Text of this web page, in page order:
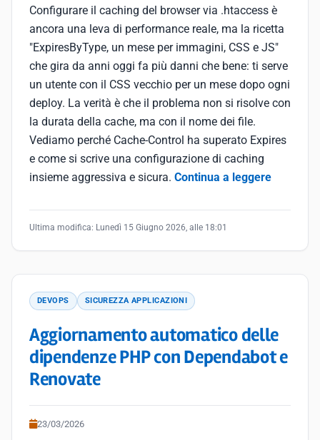
Configurare il caching del browser via .htaccess è
ancora una leva di performance reale, ma la ricetta
"ExpiresByType, un mese per immagini, CSS e JS"
che gira da anni oggi fa più danni che bene: ti serve
un utente con il CSS vecchio per un mese dopo ogni
deploy. La verità è che il problema non si risolve con
la durata della cache, ma con il nome dei file.
Vediamo perché Cache-Control ha superato Expires
e come si scrive una configurazione di caching
insieme aggressiva e sicura. Continua a leggere
Ultima modifica: Lunedì 15 Giugno 2026, alle 18:01
DEVOPS SICUREZZA APPLICAZIONI
Aggiornamento automatico delle
dipendenze PHP con Dependabot e
Renovate
23/03/2026